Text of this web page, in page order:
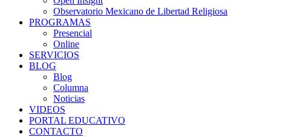
Observatorio Mexicano de Libertad Religiosa
PROGRAMAS
Presencial
Online
SERVICIOS
BLOG
Blog
Columna
Noticias
VIDEOS
PORTAL EDUCATIVO
CONTACTO